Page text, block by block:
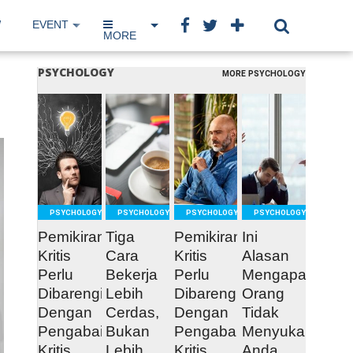
EVENT IP NETWORK
BOOK
MORE
PSYCHOLOGY MORE PSYCHOLOGY
READ
MORE
PSYCHOLOGY
Pemikiran
Kritis
Perlu
Dibarengi
Dengan
Pengabaian
READ
MORE
PSYCHOLOGY
Tiga
Cara
Bekerja
Lebih
Cerdas,
Bukan
READ
MORE
PSYCHOLOGY
Pemikiran
Kritis
Perlu
Dibarengi
Dengan
Pengabaian
MORE
PSYCHOLOGY
Ini
Alasan
Mengapa
Orang
Tidak
Menyukai